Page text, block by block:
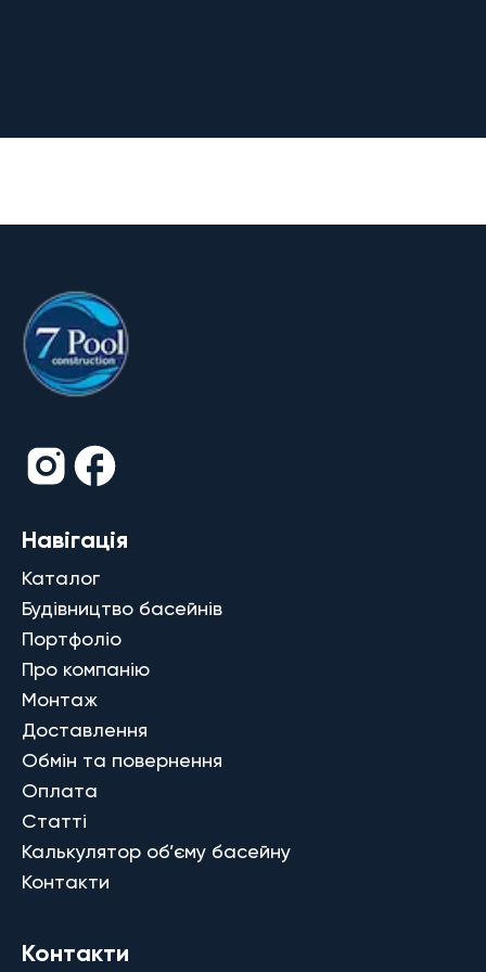
Навігація
Каталог
Будівництво басейнів
Портфоліо
Про компанію
Монтаж
Доставлення
Обмін та повернення
Оплата
Статті
Калькулятор об’єму басейну
Контакти
Контакти